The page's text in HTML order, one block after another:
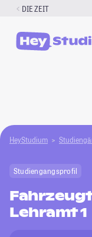
Zum
springen
DIE ZEIT
HeyStudium
Studiengangsprofil
Lehramt 1